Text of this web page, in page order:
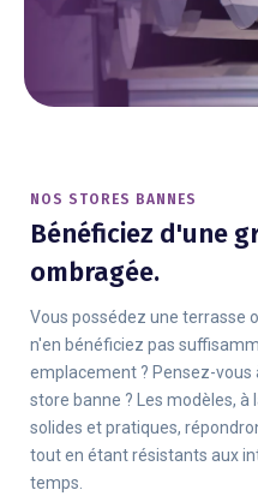
NOS STORES BANNES
Bénéficiez d'une
ombragée.
Vous possédez une terrasse
n'en bénéficiez pas
emplacement ? Pensez-vous
store banne ? Les modèles, à
solides et pratiques,
tout en étant résistants aux
temps.